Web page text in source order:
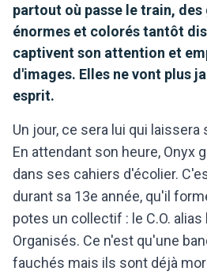
partout où passe le train,
énormes et colorés tantôt
captivent son attention et
d'images. Elles ne vont plus
esprit.
Un jour, ce sera lui qui
En attendant son heure, Onyx
dans ses cahiers d'écolier.
durant sa 13e année, qu'il
potes un collectif : le C.O.
Organisés. Ce n'est qu'une
fauchés mais ils sont déjà